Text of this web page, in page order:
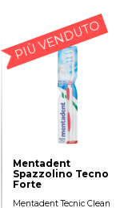
PIÙ VENDUTO
Mentadent
Spazzolino Tecno
Forte
Mentadent Tecnic Clean